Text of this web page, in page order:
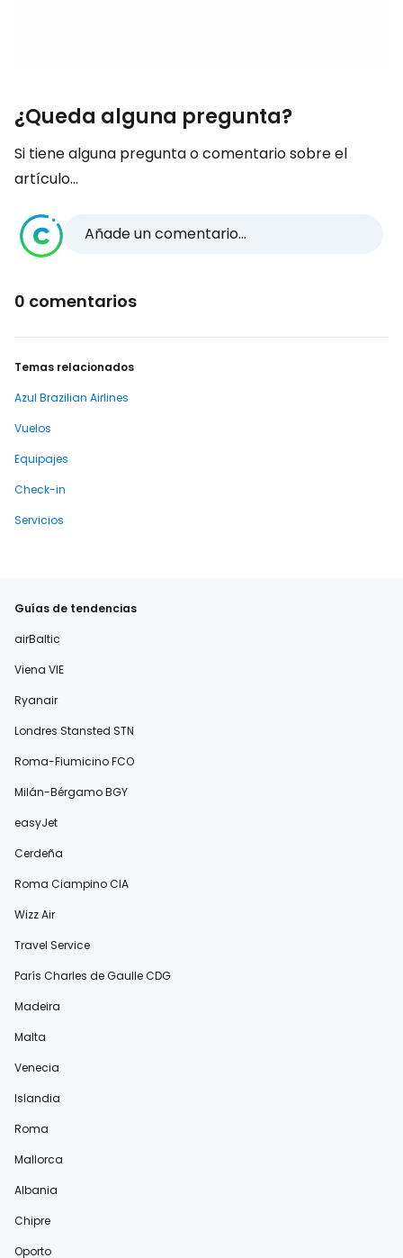
¿Queda alguna pregunta?
Si tiene alguna pregunta o comentario sobre el
artículo...
Añade un comentario...
0 comentarios
Temas relacionados
Azul Brazilian Airlines
Vuelos
Equipajes
Check-in
Servicios
Guías de tendencias
airBaltic
Viena VIE
Ryanair
Londres Stansted STN
Roma-Fiumicino FCO
Milán-Bérgamo BGY
easyJet
Cerdeña
Roma Ciampino CIA
Wizz Air
Travel Service
París Charles de Gaulle CDG
Madeira
Malta
Venecia
Islandia
Roma
Mallorca
Albania
Chipre
Oporto